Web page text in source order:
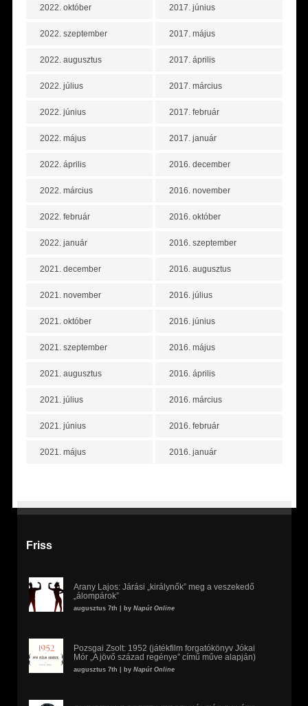
2022. október
2022. szeptember
2022. augusztus
2022. július
2022. június
2022. május
2022. április
2022. március
2022. február
2022. január
2021. december
2021. november
2021. október
2021. szeptember
2021. augusztus
2021. július
2021. június
2021. május
2017. június
2017. május
2017. április
2017. március
2017. február
2017. január
2016. december
2016. november
2016. október
2016. szeptember
2016. augusztus
2016. július
2016. június
2016. május
2016. április
2016. március
2016. február
2016. január
Friss
Arany Lajos: Járási „királynők” meg a veszekedő
„álompárok”
augusztus 7th | by Napút Online
Pozsgai Zsolt: 1952 (játékfilm forgatókönyv Jókai
Mór „A jövő század regénye” című műve alapján)
augusztus 7th | by Napút Online